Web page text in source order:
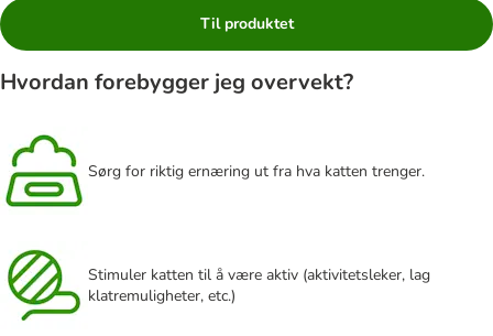
Til produktet
Hvordan forebygger jeg overvekt?
Sørg for riktig ernæring ut fra hva katten trenger.
Stimuler katten til å være aktiv (aktivitetsleker, lag
klatremuligheter, etc.)